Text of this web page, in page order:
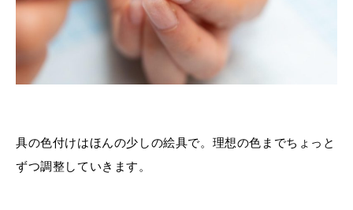
具の色付けはほんの少しの絵具で。理想の色までちょっと
ずつ調整していきます。